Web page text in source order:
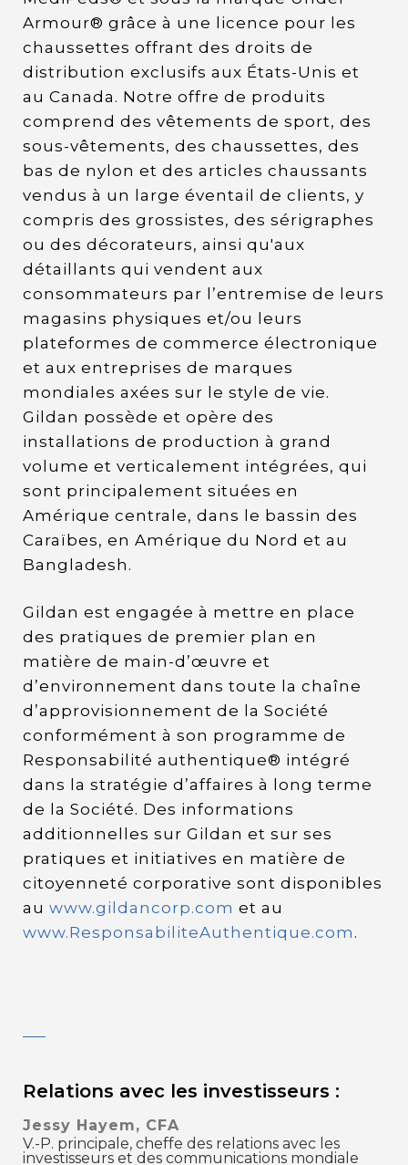
Armour® grâce à une licence pour les
chaussettes offrant des droits de
distribution exclusifs aux États-Unis et
au Canada. Notre offre de produits
comprend des vêtements de sport, des
sous-vêtements, des chaussettes, des
bas de nylon et des articles chaussants
vendus à un large éventail de clients, y
compris des grossistes, des sérigraphes
ou des décorateurs, ainsi qu'aux
détaillants qui vendent aux
consommateurs par l’entremise de leurs
magasins physiques et/ou leurs
plateformes de commerce électronique
et aux entreprises de marques
mondiales axées sur le style de vie.
Gildan possède et opère des
installations de production à grand
volume et verticalement intégrées, qui
sont principalement situées en
Amérique centrale, dans le bassin des
Caraïbes, en Amérique du Nord et au
Bangladesh.
Gildan est engagée à mettre en place
des pratiques de premier plan en
matière de main-d’œuvre et
d’environnement dans toute la chaîne
d’approvisionnement de la Société
conformément à son programme de
Responsabilité authentique® intégré
dans la stratégie d’affaires à long terme
de la Société. Des informations
additionnelles sur Gildan et sur ses
pratiques et initiatives en matière de
citoyenneté corporative sont disponibles
au www.gildancorp.com et au
www.ResponsabiliteAuthentique.com .
Relations avec les investisseurs :
Jessy Hayem, CFA
V.-P. principale, cheffe des relations avec les
investisseurs et des communications mondiale